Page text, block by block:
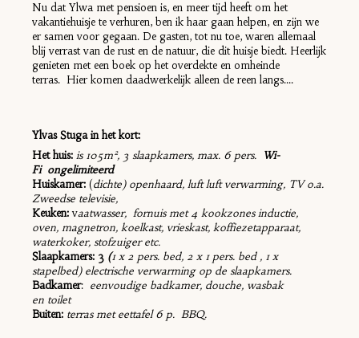
Nu dat Ylwa met pensioen is, en meer tijd heeft om het
vakantiehuisje te verhuren, ben ik haar gaan helpen, en zijn we
er samen voor gegaan. De gasten, tot nu toe, waren allemaal
blij verrast van de rust en de natuur, die dit huisje biedt. Heerlijk
genieten met een boek op het overdekte en omheinde
terras. Hier komen daadwerkelijk alleen de reen langs....
Ylvas Stuga in het kort:
Het huis: is 105m², 3 slaapkamers, max. 6 pers. Wi-
Fi ongelimiteerd
Huiskamer: (dichte) openhaard, luft luft verwarming, TV o.a.
Zweedse televisie,
Keuken:vaatwasser, fornuis met 4 kookzones inductie,
oven, magnetron, koelkast, vrieskast, koffiezetapparaat,
waterkoker, stofzuiger etc.
Slaapkamers: 3 (1 x 2 pers. bed, 2 x 1 pers. bed , 1 x
stapelbed) electrische verwarming op de slaapkamers.
Badkamer: eenvoudige badkamer, douche, wasbak
en toilet
Buiten: terras met eettafel 6 p. BBQ.